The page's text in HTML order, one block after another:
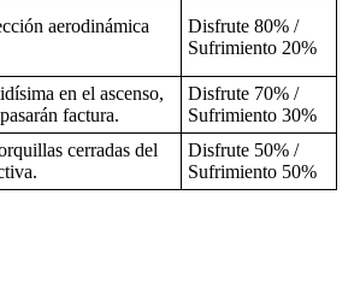
aerodinámica
Disfrute 80% /
Sufrimiento 20%
en el ascenso,
factura.
Disfrute 70% /
Sufrimiento 30%
cerradas del
Disfrute 50% /
Sufrimiento 50%